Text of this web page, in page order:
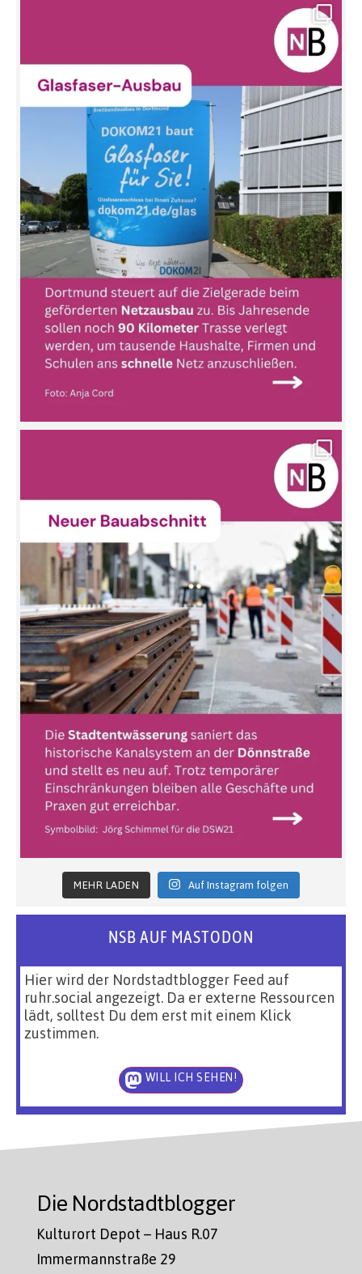
MEHR LADEN Auf Instagram folgen
NSB AUF MASTODON
Hier wird der Nordstadtblogger Feed auf
ruhr.social angezeigt. Da er externe Ressourcen
lädt, solltest Du dem erst mit einem Klick
zustimmen.
WILL ICH SEHEN!
Die Nordstadtblogger
Kulturort Depot – Haus R.07
Immermannstraße 29